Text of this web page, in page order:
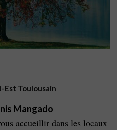
Est Toulousain
Mangado
accueillir dans les locaux